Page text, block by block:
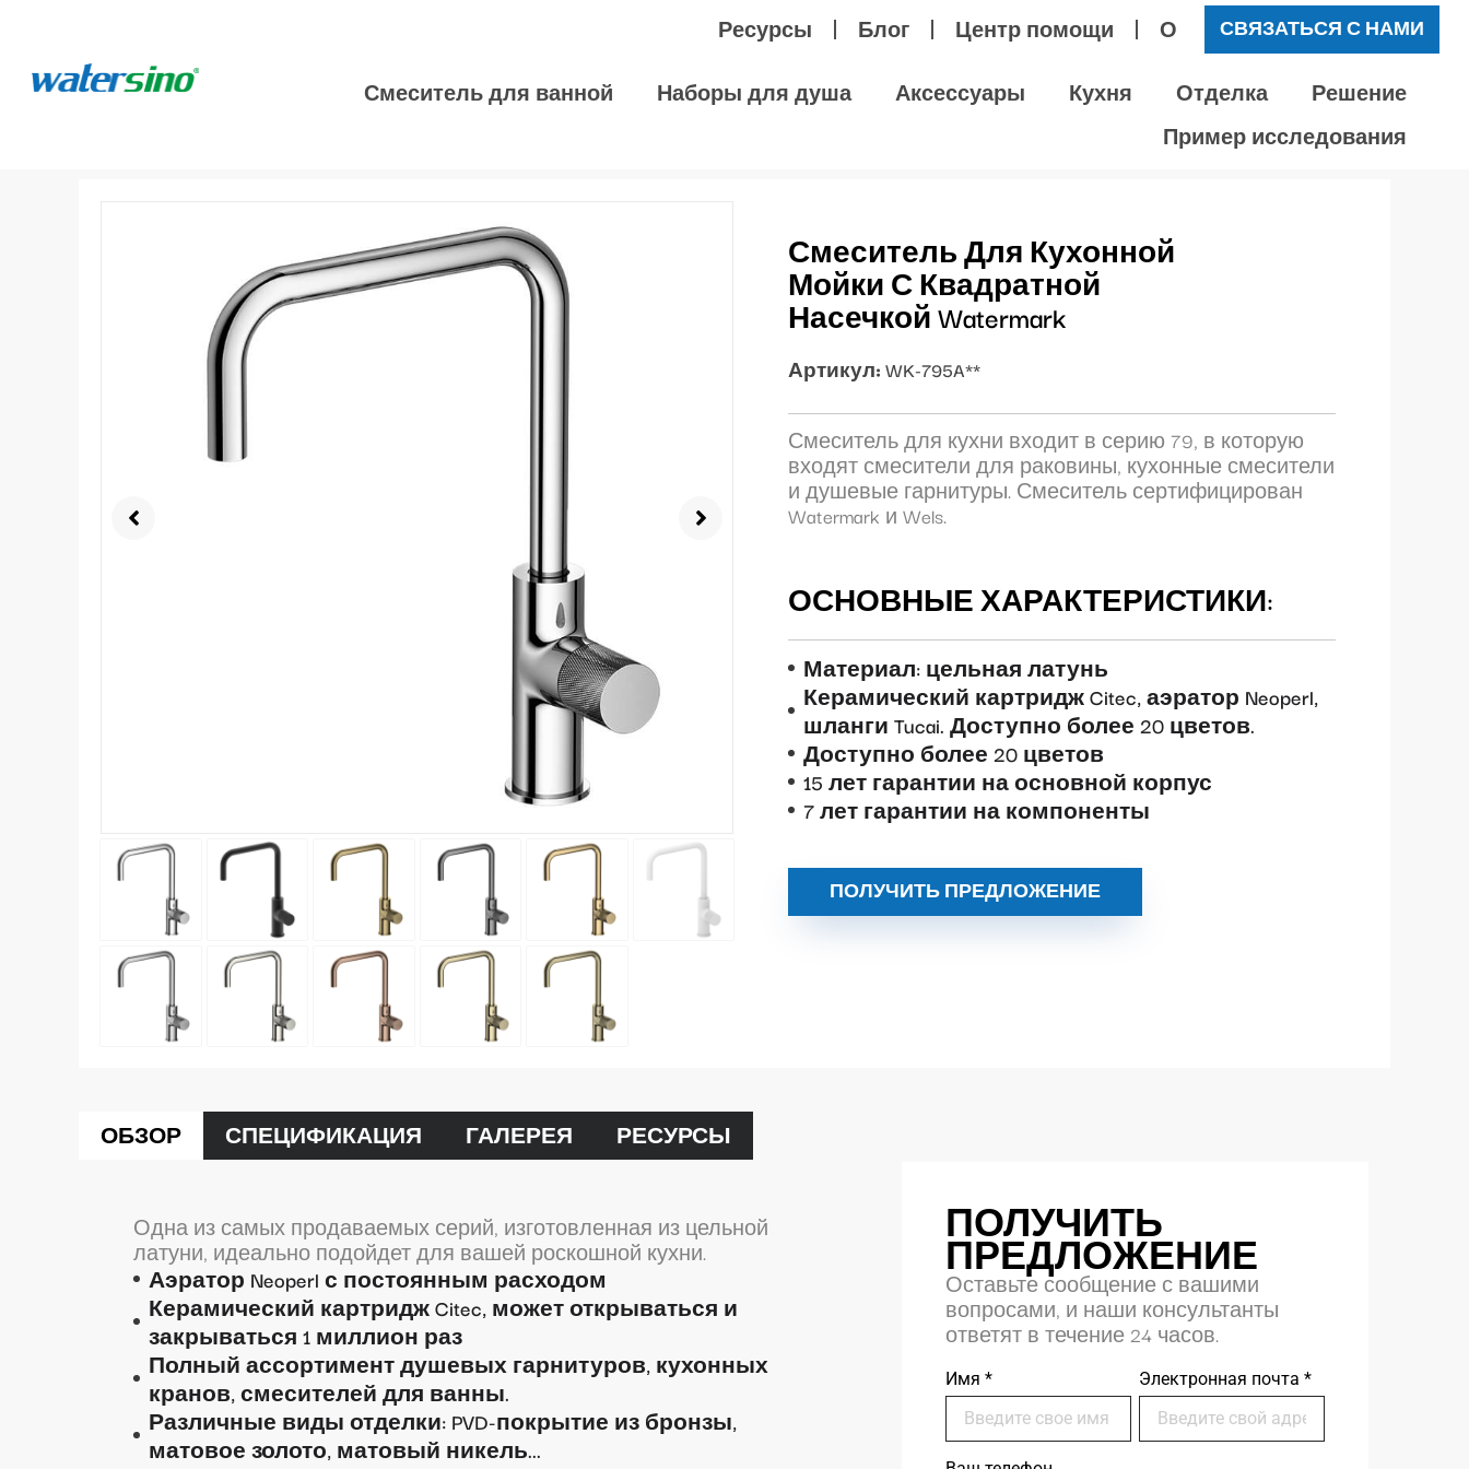
Ресурсы Блог Центр помощи О СВЯЗАТЬСЯ С НАМИ
Смеситель для ванной Наборы для душа Аксессуары Кухня Отделка
Решение
Пример исследования
Смеситель Для Кухонной
Мойки С Квадратной
Насечкой Watermark
Артикул:WK-795A**
Смеситель для кухни входит в серию 79, в которую
входят смесители для раковины, кухонные смесители
и душевые гарнитуры. Смеситель сертифицирован
Watermark и Wels.
ОСНОВНЫЕ ХАРАКТЕРИСТИКИ:
Материал: цельная латунь
Керамический картридж Citec, аэратор Neoperl,
шланги Tucai. Доступно более 20 цветов.
Доступно более 20 цветов
15 лет гарантии на основной корпус
7 лет гарантии на компоненты
ПОЛУЧИТЬ ПРЕДЛОЖЕНИЕ
ОБЗОР СПЕЦИФИКАЦИЯ ГАЛЕРЕЯ РЕСУРСЫ
Одна из самых продаваемых серий, изготовленная из цельной
латуни, идеально подойдет для вашей роскошной кухни.
Аэратор Neoperl с постоянным расходом
Керамический картридж Citec, может открываться и
закрываться 1 миллион раз
Полный ассортимент душевых гарнитуров, кухонных
кранов, смесителей для ванны.
Различные виды отделки: PVD-покрытие из бронзы,
матовое золото, матовый никель...
ПОЛУЧИТЬ
ПРЕДЛОЖЕНИЕ
Оставьте сообщение с вашими
вопросами, и наши консультанты
ответят в течение 24 часов.
Имя * Электронная почта *